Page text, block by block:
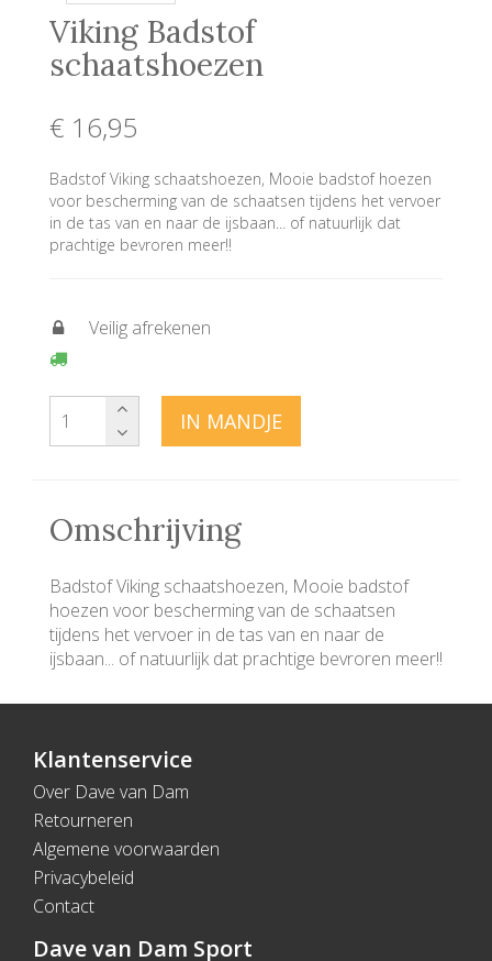
Viking Badstof
schaatshoezen
€ 16,95
Badstof Viking schaatshoezen, Mooie badstof hoezen
voor bescherming van de schaatsen tijdens het vervoer
in de tas van en naar de ijsbaan... of natuurlijk dat
prachtige bevroren meer!!
Veilig afrekenen
IN MANDJE
Omschrijving
Badstof Viking schaatshoezen, Mooie badstof
hoezen voor bescherming van de schaatsen
tijdens het vervoer in de tas van en naar de
ijsbaan... of natuurlijk dat prachtige bevroren meer!!
Klantenservice
Over Dave van Dam
Retourneren
Algemene voorwaarden
Privacybeleid
Contact
Dave van Dam Sport